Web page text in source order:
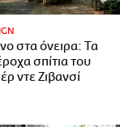
στα όνειρα: Τα
σπίτια του
ντε Ζιβανσί